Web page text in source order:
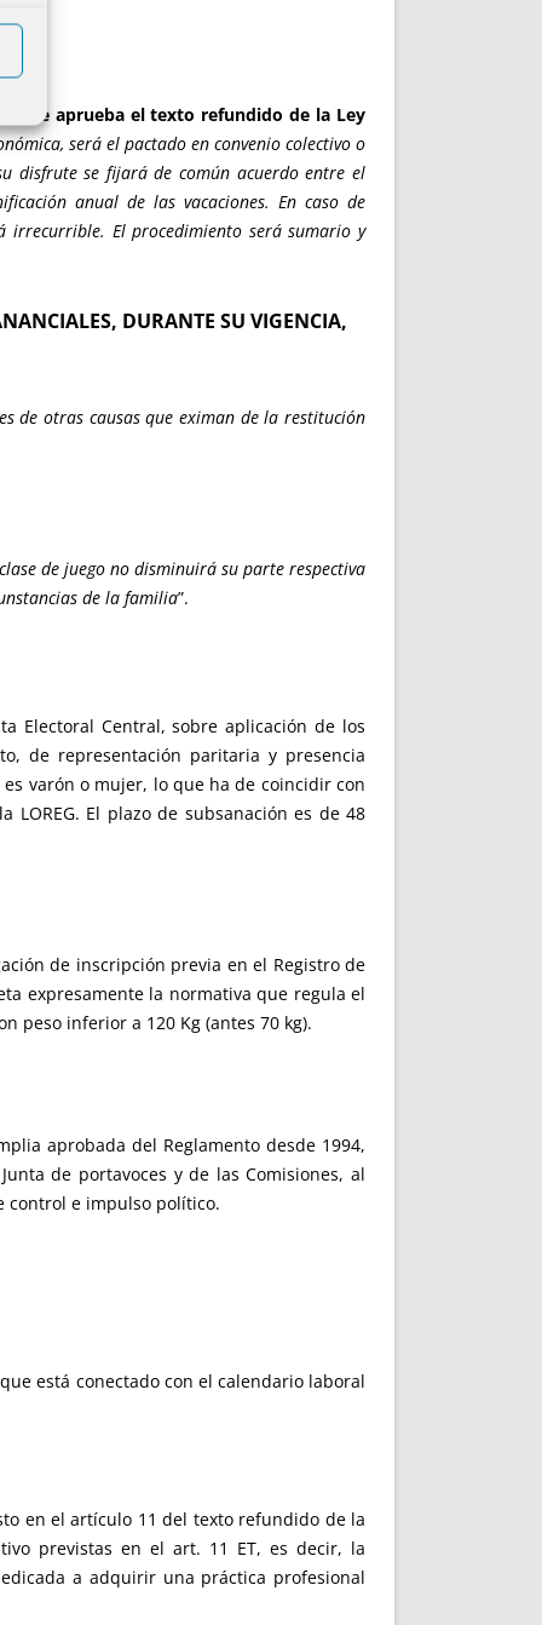
se aprueba el texto refundido de la Ley
será el pactado en convenio colectivo o
disfrute se fijará de común acuerdo entre el
anual de las vacaciones. En caso de
irrecurrible. El procedimiento será sumario y
DURANTE SU VIGENCIA,
de otras causas que eximan de la restitución
de juego no disminuirá su parte respectiva
de la familia”.
Electoral Central, sobre aplicación de los
de representación paritaria y presencia
varón o mujer, lo que ha de coincidir con
El plazo de subsanación es de 48
de inscripción previa en el Registro de
expresamente la normativa que regula el
peso inferior a 120 Kg (antes 70 kg).
aprobada del Reglamento desde 1994,
de portavoces y de las Comisiones, al
control e impulso político.
está conectado con el calendario laboral
en el artículo 11 del texto refundido de la
previstas en el art. 11 ET, es decir, la
a adquirir una práctica profesional